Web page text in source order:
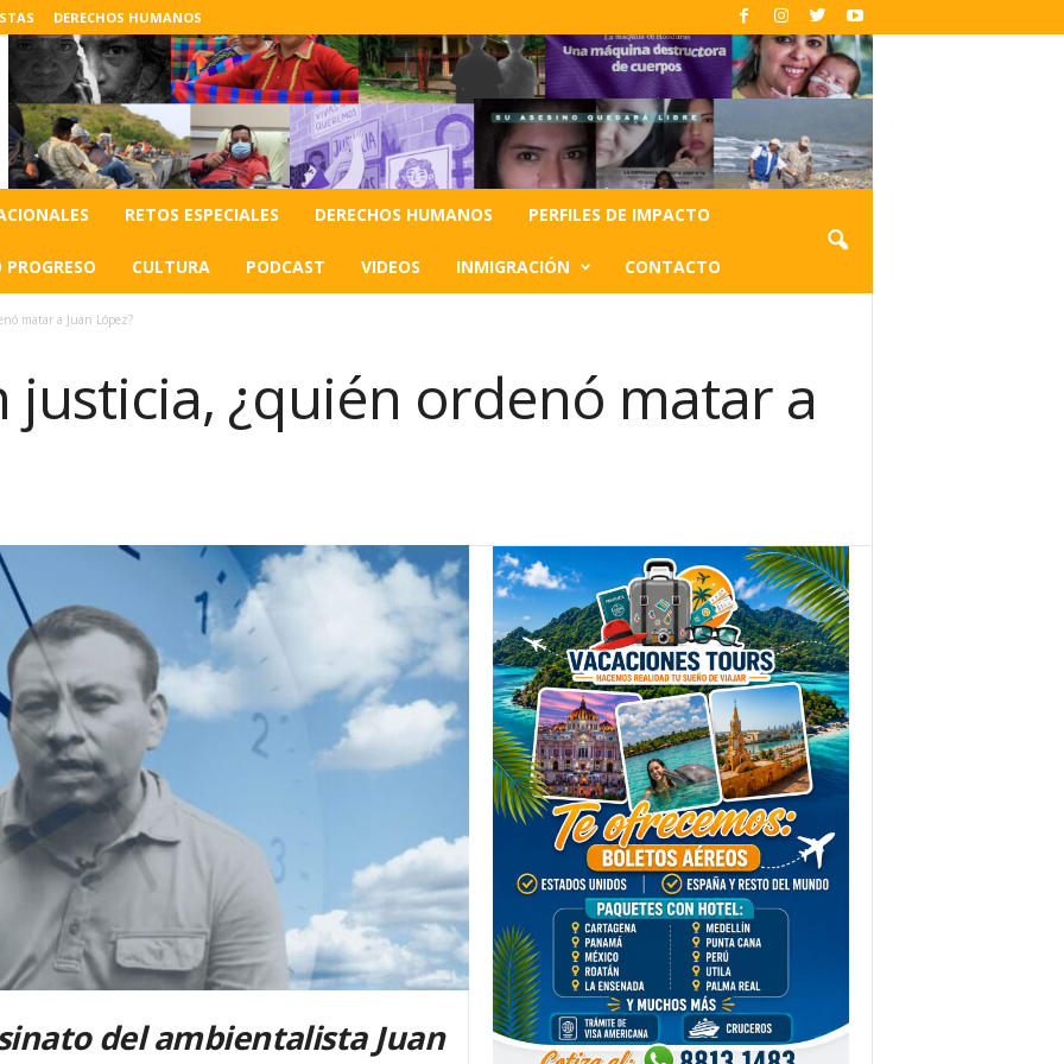
DERECHOS HUMANOS
RETOS ESPECIALES DERECHOS HUMANOS PERFILES DE IMPACTO
PROGRESO CULTURA PODCAST VIDEOS INMIGRACIÓN CONTACTO
matar a Juan López?
justicia, ¿quién ordenó matar a
del ambientalista Juan